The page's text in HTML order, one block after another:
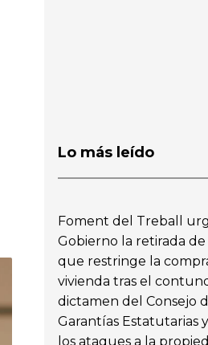
Lo más leído
Foment del Treball
Gobierno la retirada
que restringe la
vivienda tras el
dictamen del Consejo
Garantías Estatutarias
los ataques a la